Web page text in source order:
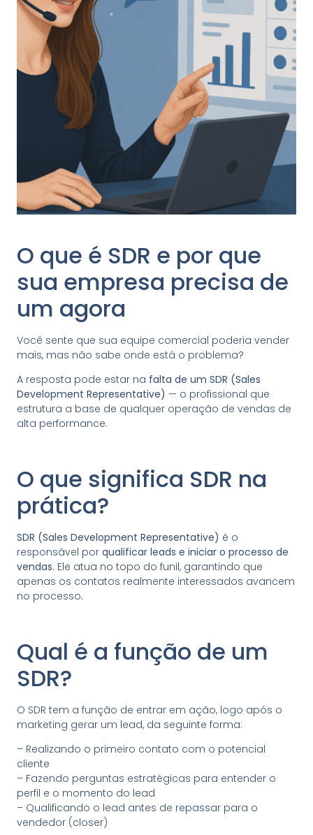
O que é SDR e por que
sua empresa precisa de
um agora
Você sente que sua equipe comercial poderia vender
mais, mas não sabe onde está o problema?
A resposta pode estar na falta de um SDR (Sales
Development Representative) — o profissional que
estrutura a base de qualquer operação de vendas de
alta performance.
O que significa SDR na
prática?
SDR (Sales Development Representative) é o
responsável por qualificar leads e iniciar o processo de
vendas. Ele atua no topo do funil, garantindo que
apenas os contatos realmente interessados avancem
no processo.
Qual é a função de um
SDR?
O SDR tem a função de entrar em ação, logo após o
marketing gerar um lead, da seguinte forma:
– Realizando o primeiro contato com o potencial
cliente
– Fazendo perguntas estratégicas para entender o
perfil e o momento do lead
– Qualificando o lead antes de repassar para o
vendedor (closer)